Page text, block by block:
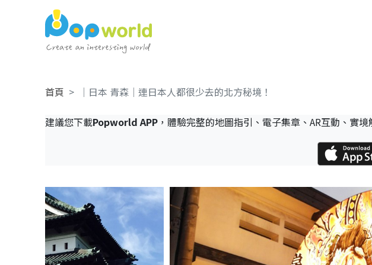
首頁 ｜日本 青森｜連日本人都很少去的北方秘境！
建議您下載Popworld APP，體驗完整的地圖指引、電子集章、AR互動、實境